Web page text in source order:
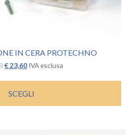
IN CERA PROTECHNO
Il
originale
era:
€ 32,80.
€23,60Il
attuale
è:
€ 23,60.
IVA esclusa
SCEGLI